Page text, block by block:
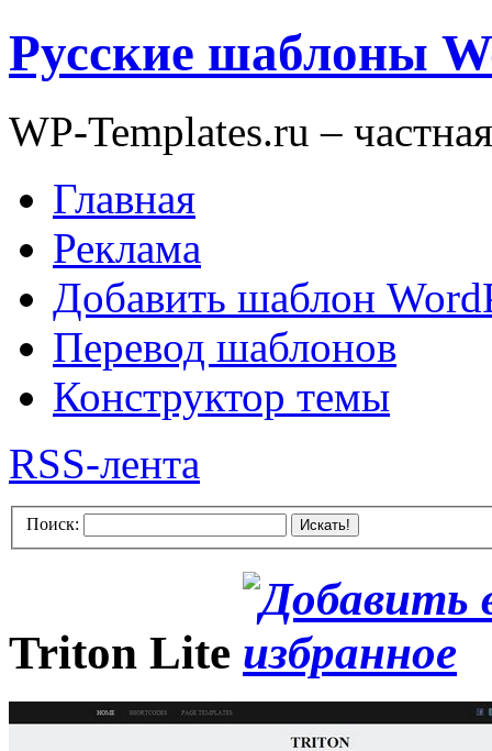
Русские шаблоны
WP-Templates.ru –
Главная
Реклама
Добавить шаблон
Перевод шаблонов
Конструктор темы
RSS-лента
Поиск: Искать!
Triton Lite